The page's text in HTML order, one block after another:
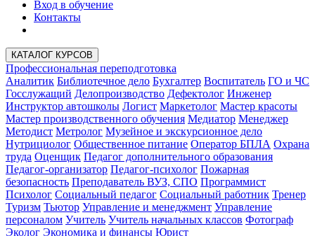
Вход в обучение
Контакты
КАТАЛОГ КУРСОВ
Профессиональная переподготовка
Аналитик Библиотечное дело Бухгалтер Воспитатель ГО и ЧС
Госслужащий Делопроизводство Дефектолог Инженер
Инструктор автошколы Логист Маркетолог Мастер красоты
Мастер производственного обучения Медиатор Менеджер
Методист Метролог Музейное и экскурсионное дело
Нутрициолог Общественное питание Оператор БПЛА Охрана
труда Оценщик Педагог дополнительного образования
Педагог-организатор Педагог-психолог Пожарная
безопасность Преподаватель ВУЗ, СПО Программист
Психолог Социальный педагог Социальный работник Тренер
Туризм Тьютор Управление и менеджмент Управление
персоналом Учитель Учитель начальных классов Фотограф
Эколог Экономика и финансы Юрист